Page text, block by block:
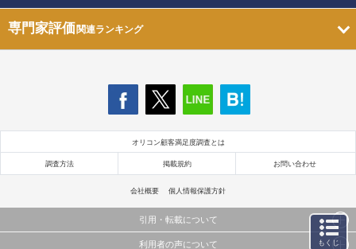
専門家評価関連ランキング
オリコン顧客満足度調査とは
調査方法 掲載規約 お問い合わせ
会社概要 個人情報保護方針
引用・転載について
当サイトで公開されている情報（文字、写真、イラスト、画像データ等）及びこれらの配置・
利用者の声について もくじ